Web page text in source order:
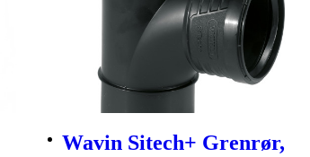
Wavin Sitech+ Grenrør,